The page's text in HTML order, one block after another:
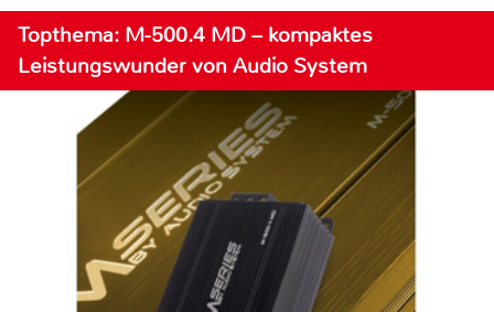
Topthema: M-500.4 MD – kompaktes
Leistungswunder von Audio System